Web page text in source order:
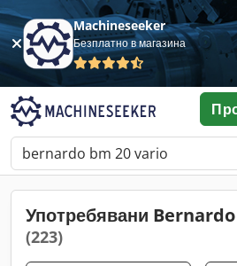
Machineseeker
Безплатно в магазина
Употребявани
(223)